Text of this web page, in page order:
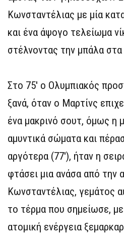
Κωνσταντέλιας με μία
και ένα άψογο τελείωμα
στέλνοντας την μπάλα στα
Στο 75′ ο Ολυμπιακός
ξανά, όταν ο Μαρτίνς
ένα μακρινό σουτ, όμως η
αμυντικά σώματα και
αργότερα (77′), ήταν η
φτάσει μια ανάσα από την
Κωνσταντέλιας, γεμάτος
το τέρμα που σημείωσε,
ατομική ενέργεια